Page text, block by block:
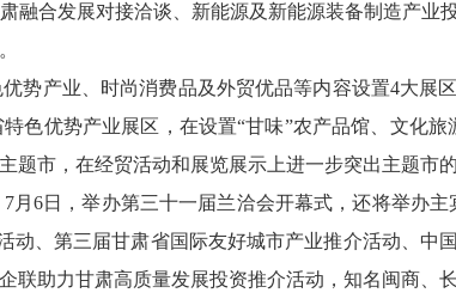
合发展对接洽谈、新能源及新能源装备制造产业
势产业、时尚消费品及外贸优品等内容设置4大展
色优势产业展区，在设置“甘味”农产品馆、文化
市，在经贸活动和展览展示上进一步突出主题市的
月6日，举办第三十一届兰洽会开幕式，还将举办
动、第三届甘肃省国际友好城市产业推介活动、中
助力甘肃高质量发展投资推介活动，知名闽商、